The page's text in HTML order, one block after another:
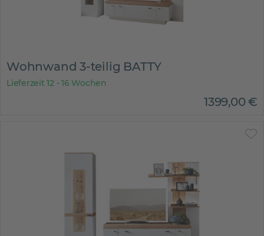
Wohnwand 3-teilig BATTY
Lieferzeit 12 - 16 Wochen
1399,00€